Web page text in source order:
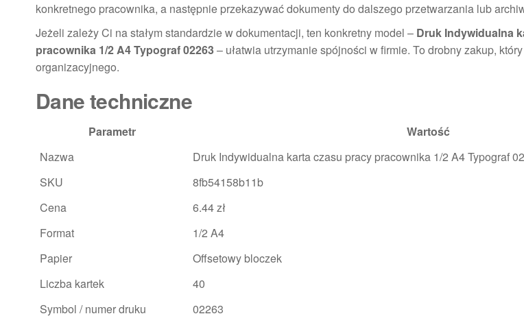
konkretnego pracownika, a następnie przekazywać dokumenty do dalszego przetwarzania lub
Jeżeli zależy Ci na stałym standardzie w dokumentacji, ten konkretny model – Druk Indywidualna
pracownika 1/2 A4 Typograf 02263– ułatwia utrzymanie spójności w firmie. To drobny zakup,
organizacyjnego.
Dane techniczne
Parametr
Wartość
Nazwa
Druk Indywidualna karta czasu pracy pracownika 1/2 A4 Typograf
SKU
8fb54158b11b
Cena
6.44 zł
Format
1/2 A4
Papier
Offsetowy bloczek
Liczba kartek
40
Symbol / numer druku
02263